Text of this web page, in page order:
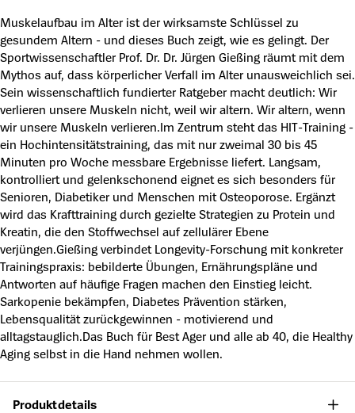
Muskelaufbau im Alter ist der wirksamste Schlüssel zu
gesundem Altern - und dieses Buch zeigt, wie es gelingt. Der
Sportwissenschaftler Prof. Dr. Dr. Jürgen Gießing räumt mit dem
Mythos auf, dass körperlicher Verfall im Alter unausweichlich sei.
Sein wissenschaftlich fundierter Ratgeber macht deutlich: Wir
verlieren unsere Muskeln nicht, weil wir altern. Wir altern, wenn
wir unsere Muskeln verlieren.Im Zentrum steht das HIT-Training -
ein Hochintensitätstraining, das mit nur zweimal 30 bis 45
Minuten pro Woche messbare Ergebnisse liefert. Langsam,
kontrolliert und gelenkschonend eignet es sich besonders für
Senioren, Diabetiker und Menschen mit Osteoporose. Ergänzt
wird das Krafttraining durch gezielte Strategien zu Protein und
Kreatin, die den Stoffwechsel auf zellulärer Ebene
verjüngen.Gießing verbindet Longevity-Forschung mit konkreter
Trainingspraxis: bebilderte Übungen, Ernährungspläne und
Antworten auf häufige Fragen machen den Einstieg leicht.
Sarkopenie bekämpfen, Diabetes Prävention stärken,
Lebensqualität zurückgewinnen - motivierend und
alltagstauglich.Das Buch für Best Ager und alle ab 40, die Healthy
Aging selbst in die Hand nehmen wollen.
Produktdetails